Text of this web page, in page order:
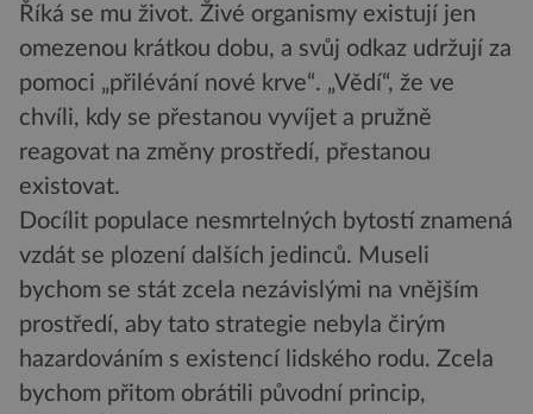
Říká se mu život. Živé organismy existují jen
omezenou krátkou dobu, a svůj odkaz udržují za
pomoci „přilévání nové krve“. „Vědí“, že ve
chvíli, kdy se přestanou vyvíjet a pružně
reagovat na změny prostředí, přestanou
existovat.
Docílit populace nesmrtelných bytostí znamená
vzdát se plození dalších jedinců. Museli
bychom se stát zcela nezávislými na vnějším
prostředí, aby tato strategie nebyla čirým
hazardováním s existencí lidského rodu. Zcela
bychom přitom obrátili původní princip,